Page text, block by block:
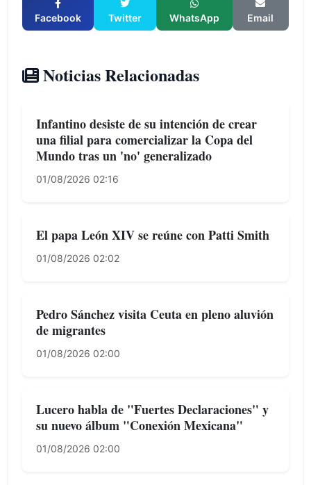
Facebook Twitter WhatsApp Email
Noticias Relacionadas
Infantino desiste de su intención de crear
una filial para comercializar la Copa del
Mundo tras un 'no' generalizado
01/08/2026 02:16
El papa León XIV se reúne con Patti Smith
01/08/2026 02:02
Pedro Sánchez visita Ceuta en pleno aluvión
de migrantes
01/08/2026 02:00
Lucero habla de "Fuertes Declaraciones" y
su nuevo álbum "Conexión Mexicana"
01/08/2026 02:00